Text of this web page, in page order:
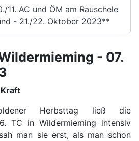
11. AC und ÖM am Rauschele
- 21./22. Oktober 2023**
- 07.
Herbsttag ließ die
TC in Wildermieming intensiv
man sie erst, als man schon